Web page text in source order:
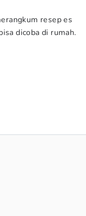
resep es
dicoba di rumah.